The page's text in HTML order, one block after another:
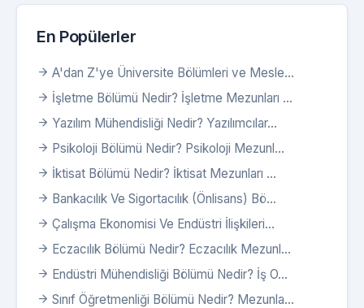
En Popülerler
A'dan Z'ye Üniversite Bölümleri ve Mesle...
İşletme Bölümü Nedir? İşletme Mezunları ...
Yazılım Mühendisliği Nedir? Yazılımcılar...
Psikoloji Bölümü Nedir? Psikoloji Mezunl...
İktisat Bölümü Nedir? İktisat Mezunları ...
Bankacılık Ve Sigortacılık (Önlisans) Bö...
Çalışma Ekonomisi Ve Endüstri İlişkileri...
Eczacılık Bölümü Nedir? Eczacılık Mezunl...
Endüstri Mühendisliği Bölümü Nedir? İş O...
Sınıf Öğretmenliği Bölümü Nedir? Mezunla...